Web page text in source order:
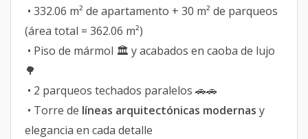
• 332.06 m² de apartamento + 30 m² de parqueos
(área total = 362.06 m²)
• Piso de mármol 🏛️ y acabados en caoba de lujo
🌳
• 2 parqueos techados paralelos 🚗🚗
• Torre de líneas arquitectónicas modernas y
elegancia en cada detalle